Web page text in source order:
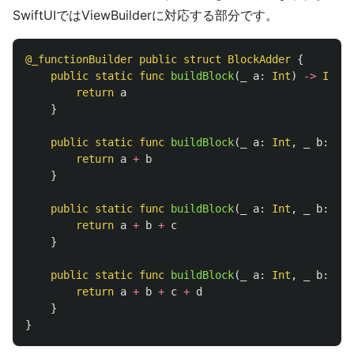
SwiftUIではViewBuilderに対応する部分です。
@_functionBuilder public struct BlockAdder {
public static func buildBlock( a: Int) -> Int
return a
}
public static func buildBlock( a: Int , b:
return a +
b
}
public static func buildBlock( a: Int , b:
return a + b + c
}
public static func buildBlock( a: Int , b:
return a + b + c + d
}
}